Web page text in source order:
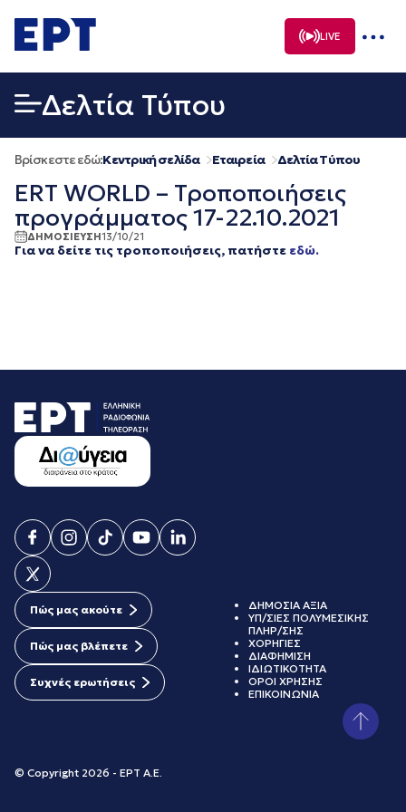
σε
περιεχόμενο
LIVE
Δελτία Τύπου
Βρίσκεστε εδώ:Κεντρική σελίδα Εταιρεία Δελτία Τύπου
ERT WORLD – Τροποποιήσεις
προγράμματος 17-22.10.2021
ΔΗΜΟΣΙΕΥΣΗ13/10/21
Για να δείτε τις τροποποιήσεις, πατήστε εδώ.
Πώς μας ακούτε
Πώς μας βλέπετε
Συχνές ερωτήσεις
© Copyright 2026 - ΕΡΤ Α.Ε.
ΔΗΜΟΣΙΑ ΑΞΙΑ
ΥΠ/ΣΙΕΣ ΠΟΛΥΜΕΣΙΚΗΣ
ΠΛΗΡ/ΣΗΣ
ΧΟΡΗΓΙΕΣ
ΔΙΑΦΗΜΙΣΗ
ΙΔΙΩΤΙΚΟΤΗΤΑ
ΟΡΟΙ ΧΡΗΣΗΣ
ΕΠΙΚΟΙΝΩΝΙΑ